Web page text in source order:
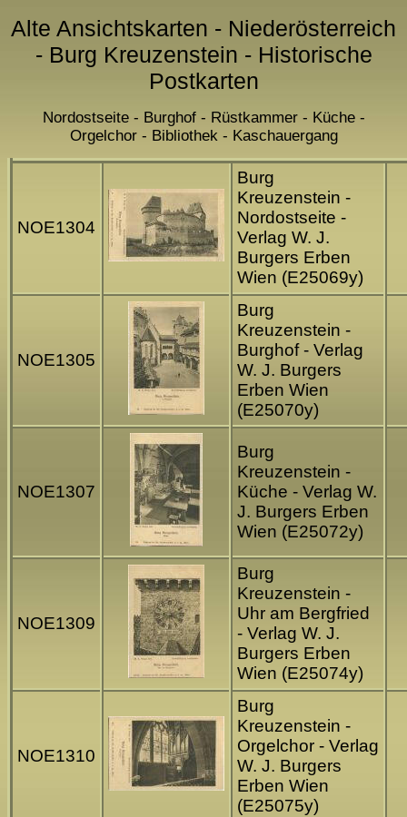
Alte Ansichtskarten - Niederösterreich
- Burg Kreuzenstein - Historische
Postkarten
Nordostseite - Burghof - Rüstkammer - Küche -
Orgelchor - Bibliothek - Kaschauergang
NOE1304
Burg
Kreuzenstein -
Nordostseite -
Verlag W. J.
Burgers Erben
Wien (E25069y)
NOE1305
Burg
Kreuzenstein -
Burghof - Verlag
W. J. Burgers
Erben Wien
(E25070y)
NOE1307
Burg
Kreuzenstein -
Küche - Verlag W.
J. Burgers Erben
Wien (E25072y)
NOE1309
Burg
Kreuzenstein -
Uhr am Bergfried
- Verlag W. J.
Burgers Erben
Wien (E25074y)
NOE1310
Burg
Kreuzenstein -
Orgelchor - Verlag
W. J. Burgers
Erben Wien
(E25075y)